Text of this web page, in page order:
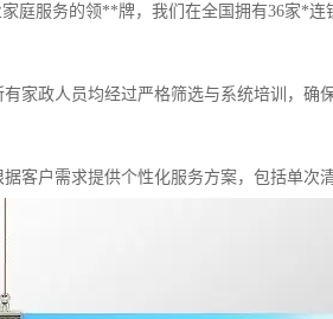
庭服务的领**牌，我们在全国拥有36家*
家政人员均经过严格筛选与系统培训，确
客户需求提供个性化服务方案，包括单次